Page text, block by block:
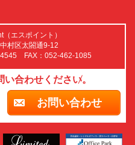
エスポイント）
村区太閤通9-12
FAX：052-462-1085
合わせください。
お問い合わせ